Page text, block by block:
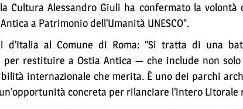
Cultura Alessandro Giuli ha confermato la
a Patrimonio dell’Umanità UNESCO”.
d’Italia al Comune di Roma: “Si tratta di una
per restituire a Ostia Antica — che include non
internazionale che merita. È uno dei parchi
concreta per rilanciare l’intero Litorale